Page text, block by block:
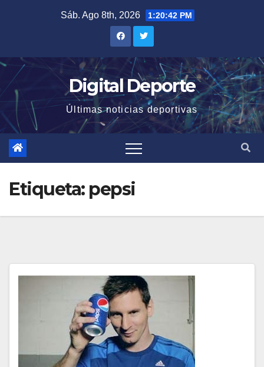
Sáb. Ago 8th, 2026 1:20:43 PM
Digital Deporte
Últimas noticias deportivas
Etiqueta: pepsi